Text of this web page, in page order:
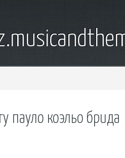
пауло коэльо брида